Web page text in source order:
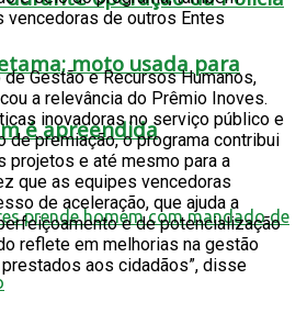
moto usada para
é apreendida
de outros Entes
Gestão e Recursos Humanos,
a relevância do Prêmio Inoves.
inovadoras no serviço público e
de premiação, o programa contribui
projetos e até mesmo para a
que as equipes vencedoras
de aceleração, que ajuda a
e de potencialização
reflete em melhorias na gestão
aos cidadãos”, disse